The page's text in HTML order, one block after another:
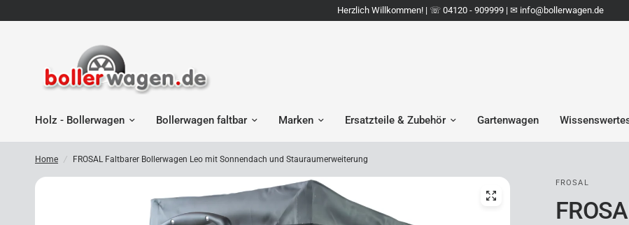
Herzlich Willkommen! | ☏ 04120 - 909999 | ✉︎ info@bollerwagen.de
Holz - Bollerwagen Bollerwagen faltbar Marken Ersatzteile & Zubehör Gartenwagen
Home / FROSAL Faltbarer Bollerwagen Leo mit Sonnendach und Stauraumerweiterung
FROSAL